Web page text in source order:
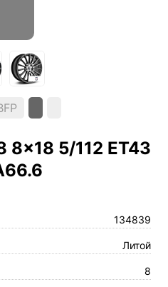
8×18 5/112 ET43
134839
Литой
8